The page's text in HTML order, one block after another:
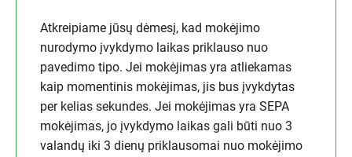
Atkreipiame jūsų dėmesį, kad mokėjimo
nurodymo įvykdymo laikas priklauso nuo
pavedimo tipo. Jei mokėjimas yra atliekamas
kaip momentinis mokėjimas, jis bus įvykdytas
per kelias sekundes. Jei mokėjimas yra SEPA
mokėjimas, jo įvykdymo laikas gali būti nuo 3
valandų iki 3 dienų priklausomai nuo mokėjimo